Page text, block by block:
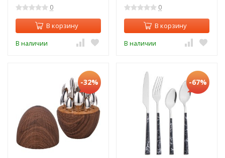
0
В корзину
В наличии
0
В корзину
В наличии
-32% -67%